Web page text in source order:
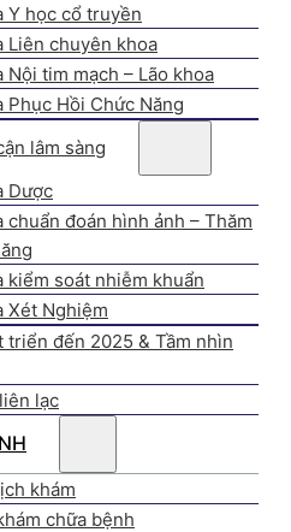
Y học cổ truyền
Liên chuyên khoa
Nội tim mạch – Lão khoa
Phục Hồi Chức Năng
lâm sàng
Dược
chuẩn đoán hình ảnh – Thăm
kiểm soát nhiễm khuẩn
Xét Nghiệm
triển đến 2025 & Tầm nhìn
lạc
khám
chữa bệnh